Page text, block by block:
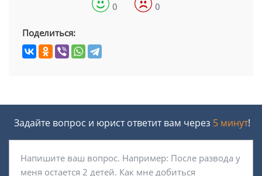
0 0
Поделиться:
Задайте вопрос и юрист ответит вам через 5 минут!